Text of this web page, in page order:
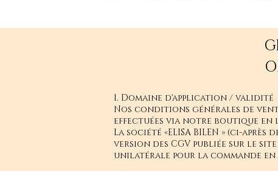
1. Domaine d'application / validité
Nos conditions générales de
effectuées via notre boutique en
La société «ELISA BILEN » (ci-
version des CGV publiée sur le site
unilatérale pour la commande